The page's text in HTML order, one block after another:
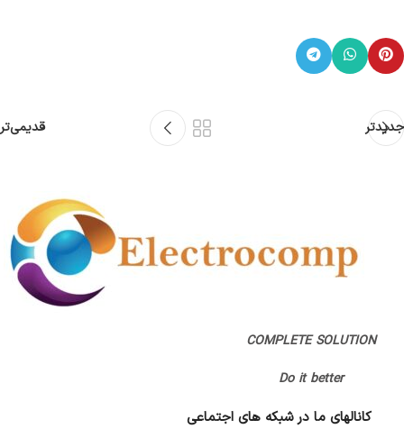
جدیدتر قدیمی‌تر
COMPLETE SOLUTION
Do it better
کانالهای ما در شبکه های اجتماعی